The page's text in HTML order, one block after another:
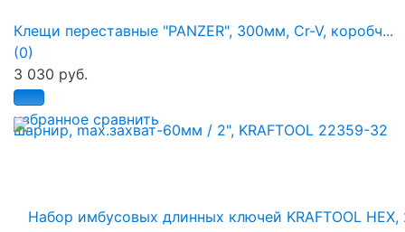
избранное сравнить
Клещи переставные "PANZER", 300мм, Cr-V, коробч...
(0)
3 030 руб.